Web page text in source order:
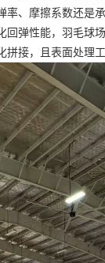
率、摩擦系数还是
弹性能，羽毛球
接，且表面处理